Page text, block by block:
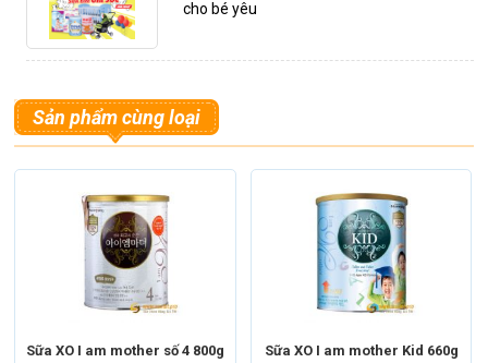
cho bé yêu
Sản phẩm cùng loại
Sữa XO I am mother số 4 800g
Sữa XO I am mother Kid 660g